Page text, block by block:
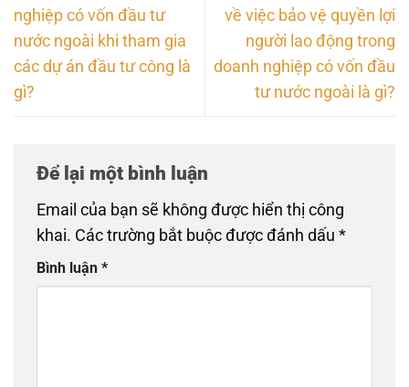
nghiệp có vốn đầu tư
nước ngoài khi tham gia
các dự án đầu tư công là
gì?
về việc bảo vệ quyền lợi
người lao động trong
doanh nghiệp có vốn đầu
tư nước ngoài là gì?
Để lại một bình luận
Email của bạn sẽ không được hiển thị công
khai. Các trường bắt buộc được đánh dấu *
Bình luận *